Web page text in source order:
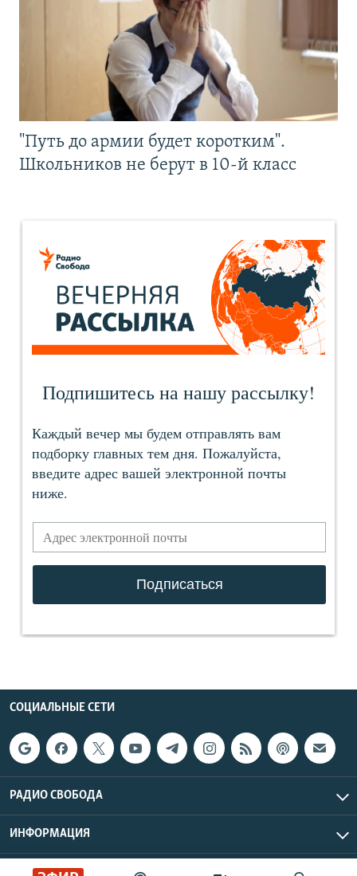
"Путь до армии будет коротким".
Школьников не берут в 10-й класс
СОЦИАЛЬНЫЕ СЕТИ
РАДИО СВОБОДА
ИНФОРМАЦИЯ